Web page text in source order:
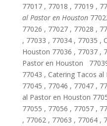
77017 , 77018 , 77019 ,
al Pastor en Houston
77026 , 77027 , 77028 ,
, 77033 , 77034 , 77035 ,
Houston 77036 , 77037 ,
Pastor en Houston
77043 , Catering Tacos
77045 , 77046 , 77047 ,
al Pastor en Houston
77055 , 77056 , 77057 ,
, 77062 , 77063 , 77064 ,